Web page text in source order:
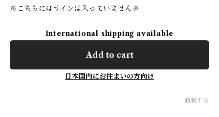
※こちらにはサインは入っていません※
International shipping available
Add to cart
日本国内にお住まいの方向け
通報する